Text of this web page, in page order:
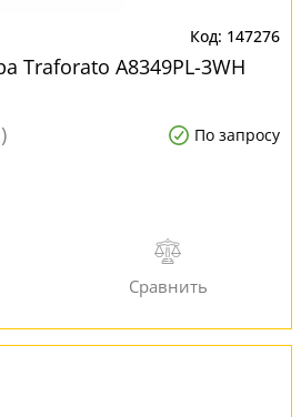
147276
Traforato A8349PL-3WH
По запросу